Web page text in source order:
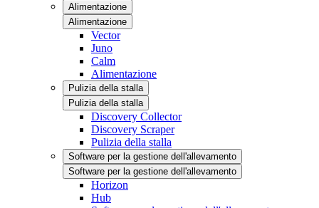
Alimentazione
Alimentazione
Vector
Juno
Calm
Alimentazione
Pulizia della stalla
Pulizia della stalla
Discovery Collector
Discovery Scraper
Pulizia della stalla
Software per la gestione dell'allevamento
Software per la gestione dell'allevamento
Horizon
Hub